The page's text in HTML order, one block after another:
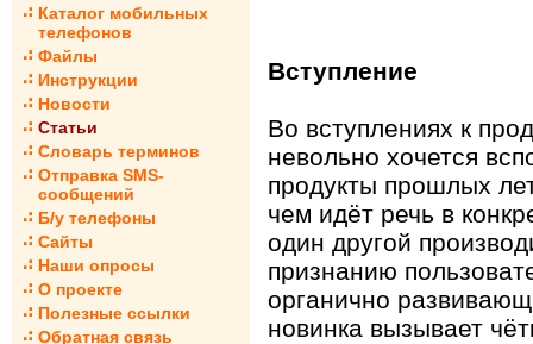
Каталог мобильных
телефонов
Файлы
Инструкции
Новости
Статьи
Словарь терминов
Отправка SMS-
сообщений
Б/у телефоны
Сайты
Наши опросы
О проекте
Полезные ссылки
Обратная связь
Вступление
Во вступлениях к
невольно хочется
продукты прошлых
чем идёт речь в
один другой
признанию
органично
новинка вызывает